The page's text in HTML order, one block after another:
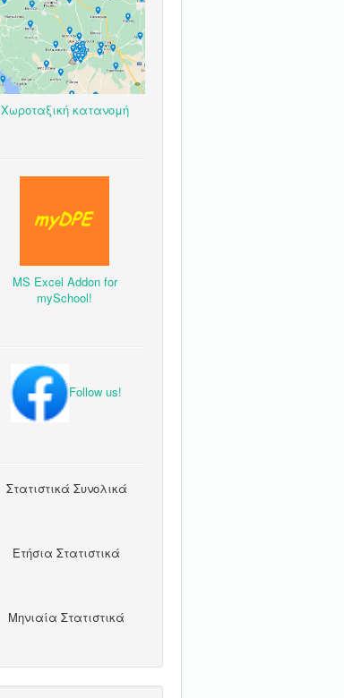
Χωροταξική κατανομή
MS Excel Addon for
mySchool!
Follow us!
Στατιστικά Συνολικά
Ετήσια Στατιστικά
Μηνιαία Στατιστικά